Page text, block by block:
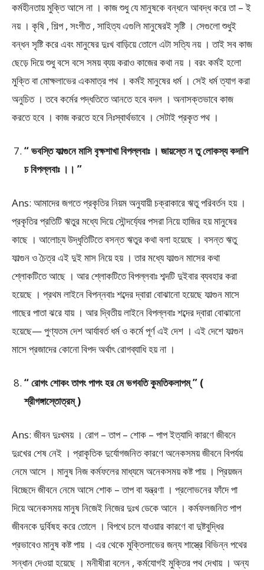
কর্মহীনতায় মুক্তি আসে না । কাজ শুধু যে মানুষকে বন্ধনে আবদ্ধ করে তা – ই
নয় । কৃষি , শিল্প , সংগীত , সাহিত্য এগুলি মানুষেরই সৃষ্টি । সেগুলো শুধুই
বন্ধন সৃষ্টি করে এবং মানুষের দুঃখ বাড়িয়ে তোলে এটা সত্যি নয় । তাই সব কাজ
ছেড়ে দিয়ে শুধু বসে বসে সময় ব্যয় করাও কাজের কথা নয় । বরং কর্মই হলো
মুক্তি বা মোক্ষলাভের একমাত্র পথ । কর্মই মানুষের ধর্ম । সেই ধর্ম ত্যাগ করা
অনুচিত । তবে কর্মের পদ্ধতিতে আনতে হবে বদল । অনাসক্তভাবে কাজ
করতে হবে । কাজ করতে হবে নিঃস্বার্থভাবে । সেটাই প্রকৃত পথ ।
“ ভবস্তি ফাল্গুনে মাসি বৃক্ষশাখা বিপল্লবাঃ । জায়স্তে ন তু লোকস্য কদাপি
চ বিপল্লবাঃ ।। ”
Ans: আমাদের জগতে প্রকৃতির নিয়ম অনুযায়ী চক্রাকারে ঋতু পরিবর্তন হয় ।
প্রকৃতির প্রতিটি ঋতুর মধ্যে দিয়ে সৌন্দর্য্যের পসরা নিয়ে হাজির হয় মানুষের
কাছে । আলোচ্য উদ্ধৃতিটিতে বসন্ত ঋতুর কথা বলা হয়েছে । বসন্ত ঋতু
ফাল্গুন ও চৈত্র এই দুই মাস নিয়ে হয় । তার মধ্যে ফাল্গুন মাসের কথা
শ্লোকটিতে আছে । আর শ্লোকটিতে বিপল্লবাঃ শব্দটি দুইবার ব্যবহার করা
হয়েছে । প্রথম লাইনে বিপন্নবাঃ শব্দের দ্বারা বোঝানো হয়েছে ফাল্গুন মাসে
গাছের পাতা ঝরে যায় । আর দ্বিতীয় লাইনে বিপল্লবাঃ শব্দের দ্বারা বোঝানো
হয়েছে— পুণ্যতম দেশ আর্যাবর্ত ধর্ম ও কর্মে পূর্ণ এই দেশ । এই দেশে ফাল্গুন
মাসে প্রজাদের কোনো বিপদ অর্থাৎ রোগব্যাধি হয় না ।
“ রোগং শোকং তাপং পাপং হর মে ভগবতি কুমতিকলাপম্‌ ” (
শ্রীগঙ্গাস্তোত্রম্ )
Ans: জীবন দুঃখময় । রোগ – তাপ – শোক – পাপ ইত্যাদি কারণে জীবনে
দুঃখের শেষ নেই । প্রাকৃতিক দুর্যোগজনিত কারণে অনেকসময় জীবনে বিপর্যয়
নেমে আসে । মানুষ নিজ কর্মফলের মাধ্যমে অনেকসময় কষ্ট পায় । প্রিয়জন
বিচ্ছেদে জীবনে নেমে আসে শোক – তাপ বা যন্ত্রণা । প্রলোভনের ফাঁদে পা
দিয়ে অনেকসময় মানুষ নিজেই নিজের দুঃখ ডেকে আনে । কর্মফলজনিত পাপ
জীবনকে দুর্বিষহ করে তোলে । বিপথে চলে যাওয়ার কারণে বা দুষ্টবুদ্ধির
প্রভাবেও মানুষ কষ্ট পায় । এর থেকে মুক্তিলাভের জন্য শাস্ত্রে বিভিন্ন পথের
সন্ধান দেওয়া হয়েছে । মনীষীরা বলেন , কর্মযোগই মুক্তির পথ দেখায় । অন্য